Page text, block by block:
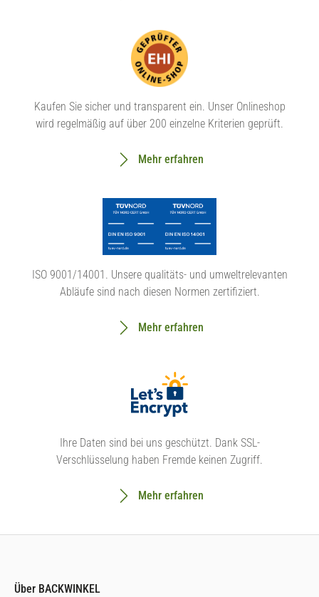
Kaufen Sie sicher und transparent ein. Unser Onlineshop
wird regelmäßig auf über 200 einzelne Kriterien geprüft.
Mehr erfahren
ISO 9001/14001. Unsere qualitäts- und umweltrelevanten
Abläufe sind nach diesen Normen zertifiziert.
Mehr erfahren
Ihre Daten sind bei uns geschützt. Dank SSL-
Verschlüsselung haben Fremde keinen Zugriff.
Mehr erfahren
Über BACKWINKEL